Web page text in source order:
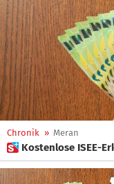
Chronik » Meran
 Kostenlose ISEE-